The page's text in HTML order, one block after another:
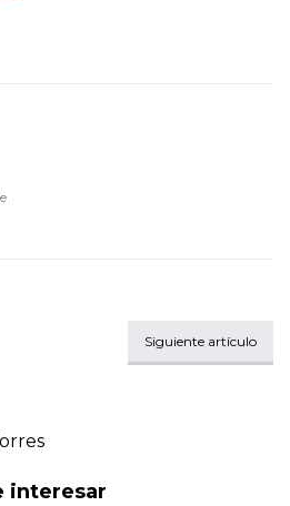
Siguiente artículo
interesar